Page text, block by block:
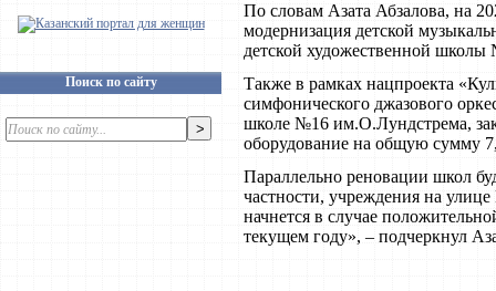
Поиск по сайту
По словам Азата Абзалова, на
модернизация детской
детской художественной
Также в рамках нацпроекта
симфонического джазового
школе №16 им.О.Лундстрема,
оборудование на общую сумму
Параллельно реновации школ
частности, учреждения на
начнется в случае
текущем году», – подчеркнул